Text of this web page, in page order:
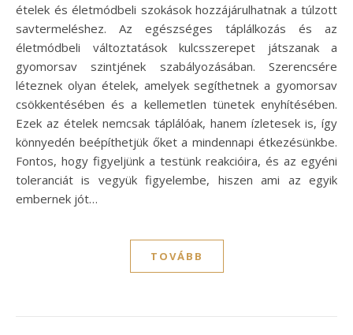
ételek és életmódbeli szokások hozzájárulhatnak a túlzott
savtermeléshez. Az egészséges táplálkozás és az
életmódbeli változtatások kulcsszerepet játszanak a
gyomorsav szintjének szabályozásában. Szerencsére
léteznek olyan ételek, amelyek segíthetnek a gyomorsav
csökkentésében és a kellemetlen tünetek enyhítésében.
Ezek az ételek nemcsak táplálóak, hanem ízletesek is, így
könnyedén beépíthetjük őket a mindennapi étkezésünkbe.
Fontos, hogy figyeljünk a testünk reakcióira, és az egyéni
toleranciát is vegyük figyelembe, hiszen ami az egyik
embernek jót…
TOVÁBB